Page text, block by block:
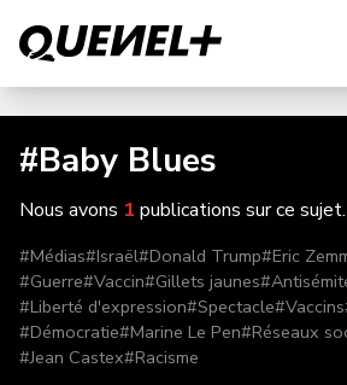
#Baby Blues
Nous avons 1 publications sur ce sujet.
#Médias#Israël#Donald Trump#Eric
#Guerre#Vaccin#Gillets jaunes#
#Liberté d'expression#Spectacle#Vaccins
#Démocratie#Marine Le Pen#Réseaux
#Jean Castex#Racisme